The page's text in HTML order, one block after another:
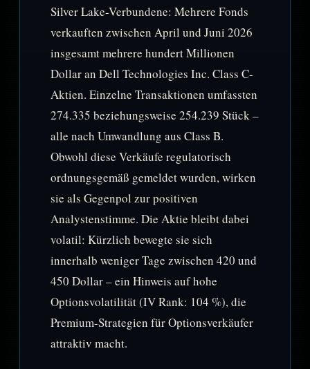
Silver Lake-Verbundene: Mehrere Fonds
verkauften zwischen April und Juni 2026
insgesamt mehrere hundert Millionen
Dollar an Dell Technologies Inc. Class C-
Aktien. Einzelne Transaktionen umfassten
274.335 beziehungsweise 254.239 Stück –
alle nach Umwandlung aus Class B.
Obwohl diese Verkäufe regulatorisch
ordnungsgemäß gemeldet wurden, wirken
sie als Gegenpol zur positiven
Analystenstimme. Die Aktie bleibt dabei
volatil: Kürzlich bewegte sie sich
innerhalb weniger Tage zwischen 420 und
450 Dollar – ein Hinweis auf hohe
Optionsvolatilität (IV Rank: 104 %), die
Premium-Strategien für Optionsverkäufer
attraktiv macht.